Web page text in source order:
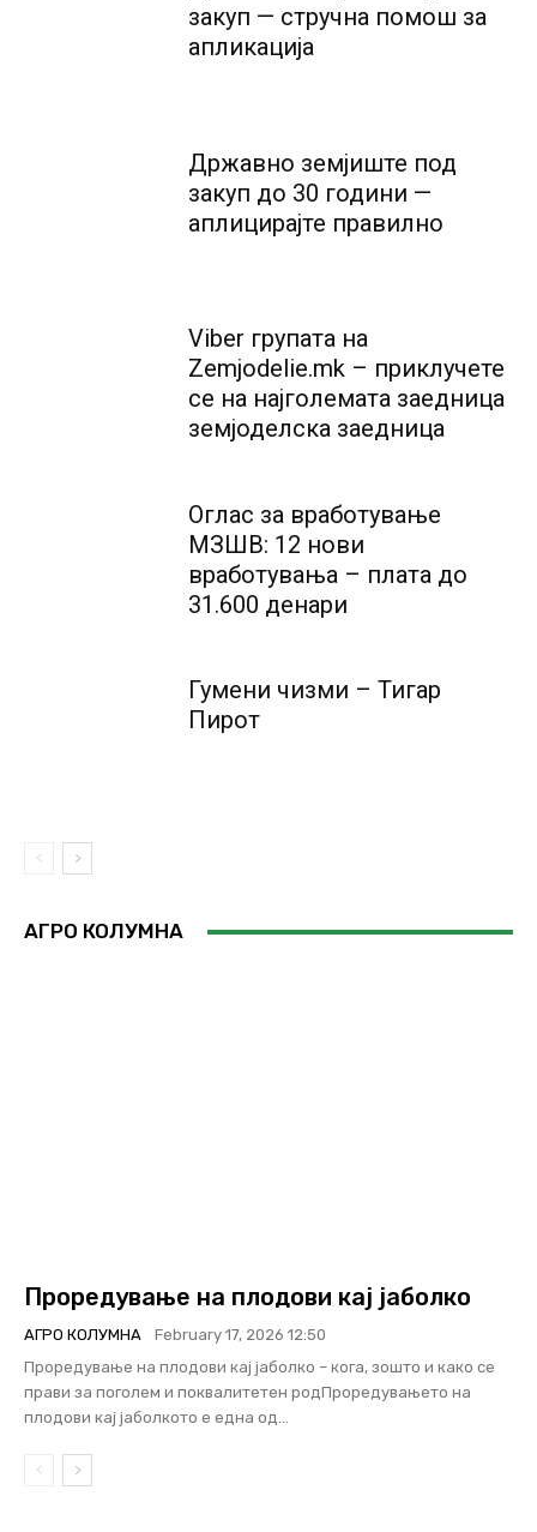
закуп — стручна помош за
апликација
Државно земјиште под
закуп до 30 години —
аплицирајте правилно
Viber групата на
Zemjodelie.mk – приклучете
се на најголемата заедница
земјоделска заедница
Оглас за вработување
МЗШВ: 12 нови
вработувања – плата до
31.600 денари
Гумени чизми – Тигар
Пирот
АГРО КОЛУМНА
Проредување на плодови кај јаболко
АГРО КОЛУМНА
February 17, 2026 12:50
Проредување на плодови кај јаболко – кога, зошто и како се
прави за поголем и поквалитетен родПроредувањето на
плодови кај јаболкото е една од...